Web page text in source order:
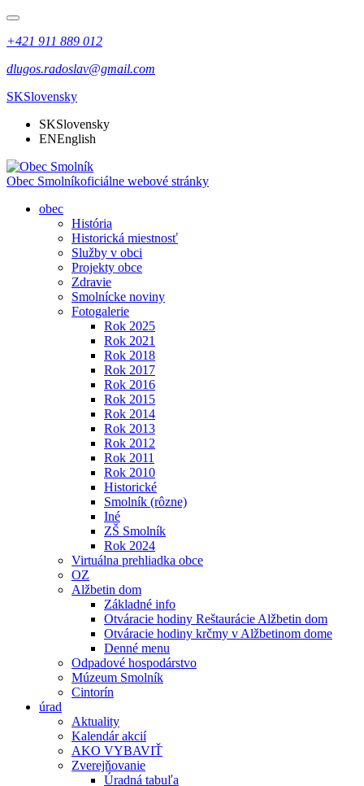
+421 911 889 012
dlugos.radoslav@gmail.com
SKSlovensky
SKSlovensky
ENEnglish
Obec Smolníkoficiálne webové stránky
obec
História
Historická miestnosť
Služby v obci
Projekty obce
Zdravie
Smolnícke noviny
Fotogalerie
Rok 2025
Rok 2021
Rok 2018
Rok 2017
Rok 2016
Rok 2015
Rok 2014
Rok 2013
Rok 2012
Rok 2011
Rok 2010
Historické
Smolník (rôzne)
Iné
ZŠ Smolník
Rok 2024
Virtuálna prehliadka obce
OZ
Alžbetin dom
Základné info
Otváracie hodiny Reštaurácie Alžbetin dom
Otváracie hodiny krčmy v Alžbetinom dome
Denné menu
Odpadové hospodárstvo
Múzeum Smolník
Cintorín
úrad
Aktuality
Kalendár akcií
AKO VYBAVIŤ
Zverejňovanie
Úradná tabuľa